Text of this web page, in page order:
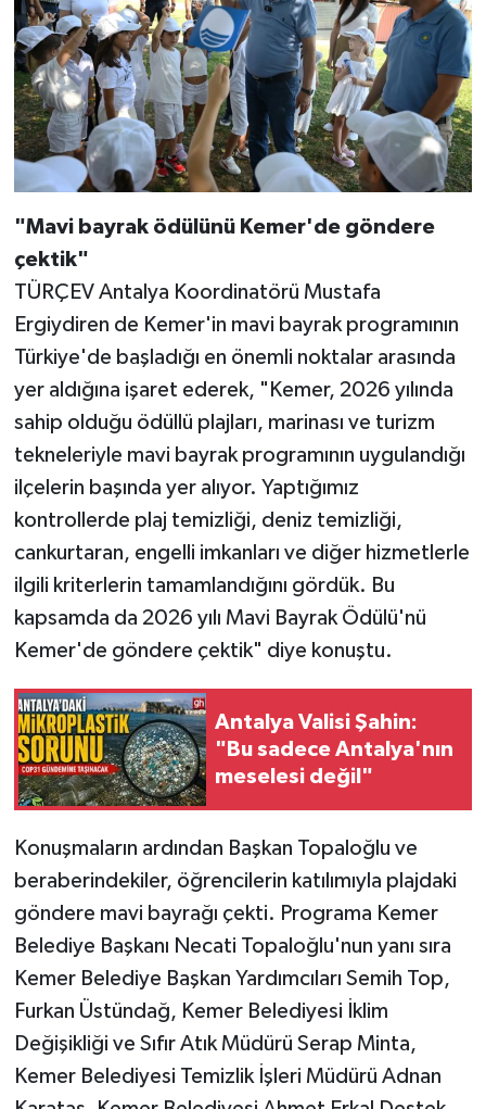
"Mavi bayrak ödülünü Kemer'de göndere
çektik"
TÜRÇEV Antalya Koordinatörü Mustafa
Ergiydiren de Kemer'in mavi bayrak programının
Türkiye'de başladığı en önemli noktalar arasında
yer aldığına işaret ederek, "Kemer, 2026 yılında
sahip olduğu ödüllü plajları, marinası ve turizm
tekneleriyle mavi bayrak programının uygulandığı
ilçelerin başında yer alıyor. Yaptığımız
kontrollerde plaj temizliği, deniz temizliği,
cankurtaran, engelli imkanları ve diğer hizmetlerle
ilgili kriterlerin tamamlandığını gördük. Bu
kapsamda da 2026 yılı Mavi Bayrak Ödülü'nü
Kemer'de göndere çektik" diye konuştu.
Antalya Valisi Şahin:
"Bu sadece Antalya'nın
meselesi değil"
Konuşmaların ardından Başkan Topaloğlu ve
beraberindekiler, öğrencilerin katılımıyla plajdaki
göndere mavi bayrağı çekti. Programa Kemer
Belediye Başkanı Necati Topaloğlu'nun yanı sıra
Kemer Belediye Başkan Yardımcıları Semih Top,
Furkan Üstündağ, Kemer Belediyesi İklim
Değişikliği ve Sıfır Atık Müdürü Serap Minta,
Kemer Belediyesi Temizlik İşleri Müdürü Adnan